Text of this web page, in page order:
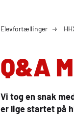
Elevfortællinger
Q&A
Vi tog en snak
er lige startet på